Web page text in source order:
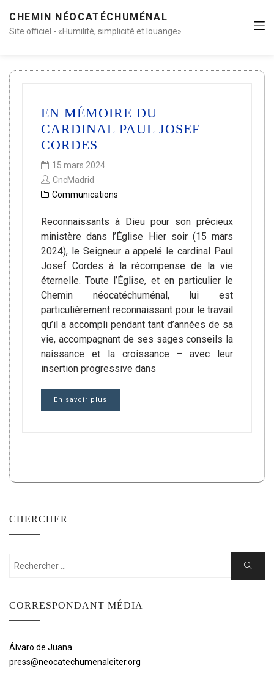
CHEMIN NÉOCATÉCHUMÉNAL
Site officiel - «Humilité, simplicité et louange»
EN MÉMOIRE DU
CARDINAL PAUL JOSEF
CORDES
15 mars 2024
CncMadrid
Communications
Reconnaissants à Dieu pour son précieux
ministère dans l’Église Hier soir (15 mars
2024), le Seigneur a appelé le cardinal Paul
Josef Cordes à la récompense de la vie
éternelle. Toute l’Église, et en particulier le
Chemin néocatéchuménal, lui est
particulièrement reconnaissant pour le travail
qu’il a accompli pendant tant d’années de sa
vie, accompagnant de ses sages conseils la
naissance et la croissance – avec leur
insertion progressive dans
En savoir plus
CHERCHER
Rechercher:
Chercher
CORRESPONDANT MÉDIA
Álvaro de Juana
press@neocatechumenaleiter.org